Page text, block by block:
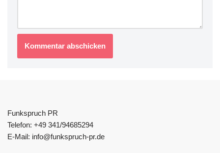
Funkspruch PR
Telefon: +49 341/94685294
E-Mail: info@funkspruch-pr.de